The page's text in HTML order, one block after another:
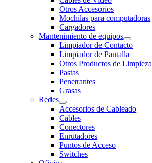
Otros Accesorios
Mochilas para computadoras
Cargadores
Mantenimiento de equipos
Limpiador de Contacto
Limpiador de Pantalla
Otros Productos de Limpieza
Pastas
Penetrantes
Grasas
Redes
Accesorios de Cableado
Cables
Conectores
Enrutadores
Puntos de Acceso
Switches